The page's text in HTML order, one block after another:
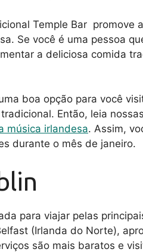
Temple Bar promove
Se você é uma pessoa
a deliciosa comida
boa opção para você
Então, leia
música irlandesa. Assim,
durante o mês de janeiro.
para viajar pelas
(Irlanda do Norte),
são mais baratos e